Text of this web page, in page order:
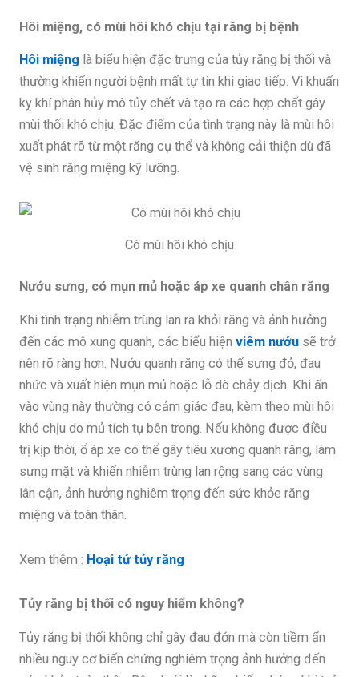
Hôi miệng, có mùi hôi khó chịu tại răng bị bệnh
Hôi miệng là biểu hiện đặc trưng của tủy răng bị thối và
thường khiến người bệnh mất tự tin khi giao tiếp. Vi khuẩn
kỵ khí phân hủy mô tủy chết và tạo ra các hợp chất gây
mùi thối khó chịu. Đặc điểm của tình trạng này là mùi hôi
xuất phát rõ từ một răng cụ thể và không cải thiện dù đã
vệ sinh răng miệng kỹ lưỡng.
Có mùi hôi khó chịu
Nướu sưng, có mụn mủ hoặc áp xe quanh chân răng
Khi tình trạng nhiễm trùng lan ra khỏi răng và ảnh hưởng
đến các mô xung quanh, các biểu hiện viêm nướu sẽ trở
nên rõ ràng hơn. Nướu quanh răng có thể sưng đỏ, đau
nhức và xuất hiện mụn mủ hoặc lỗ dò chảy dịch. Khi ấn
vào vùng này thường có cảm giác đau, kèm theo mùi hôi
khó chịu do mủ tích tụ bên trong. Nếu không được điều
trị kịp thời, ổ áp xe có thể gây tiêu xương quanh răng, làm
sưng mặt và khiến nhiễm trùng lan rộng sang các vùng
lân cận, ảnh hưởng nghiêm trọng đến sức khỏe răng
miệng và toàn thân.
Xem thêm : Hoại tử tủy răng
Tủy răng bị thối có nguy hiểm không?
Tủy răng bị thối không chỉ gây đau đớn mà còn tiềm ẩn
nhiều nguy cơ biến chứng nghiêm trọng ảnh hưởng đến